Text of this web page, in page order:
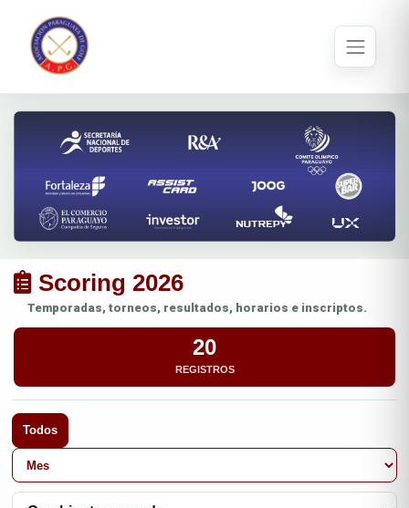
Scoring 2026
Temporadas, torneos, resultados, horarios e inscriptos.
20
REGISTROS
Todos